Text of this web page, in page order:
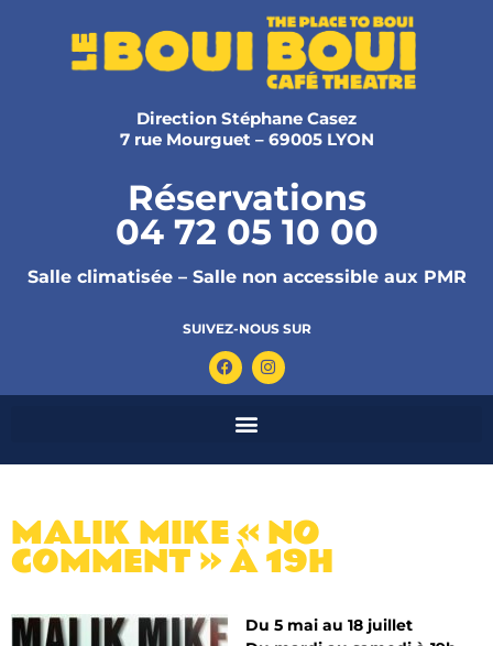
Direction Stéphane Casez
7 rue Mourguet – 69005 LYON
Réservations
04 72 05 10 00
Salle climatisée – Salle non accessible aux PMR
SUIVEZ-NOUS SUR
MALIK MIKE « NO
COMMENT » À 19H
Du 5 mai au 18 juillet